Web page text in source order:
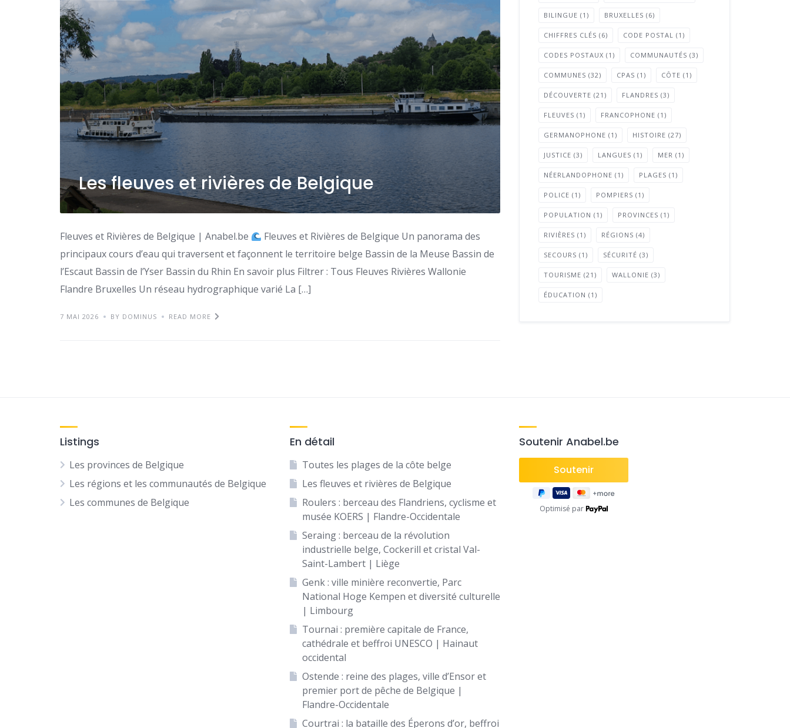
Les fleuves et rivières de Belgique
Fleuves et Rivières de Belgique | Anabel.be
Fleuves et Rivières de Belgique Un panorama des
principaux cours d’eau qui traversent et façonnent le territoire belge Bassin de la Meuse Bassin de
l’Escaut Bassin de l’Yser Bassin du Rhin En savoir plus Filtrer : Tous Fleuves Rivières Wallonie
Flandre Bruxelles Un réseau hydrographique varié La […]
7 MAI 2026 BY DOMINUS READ MORE
BILINGUE (1) BRUXELLES (6)
CHIFFRES CLÉS (6) CODE POSTAL (1)
CODES POSTAUX (1) COMMUNAUTÉS (3)
COMMUNES (32) CPAS (1) CÔTE (1)
DÉCOUVERTE (21) FLANDRES (3)
FLEUVES (1) FRANCOPHONE (1)
GERMANOPHONE (1) HISTOIRE (27)
JUSTICE (3) LANGUES (1) MER (1)
NÉERLANDOPHONE (1) PLAGES (1)
POLICE (1) POMPIERS (1)
POPULATION (1) PROVINCES (1)
RIVIÈRES (1) RÉGIONS (4)
SECOURS (1) SÉCURITÉ (3)
TOURISME (21) WALLONIE (3)
ÉDUCATION (1)
Listings
Les provinces de Belgique
Les régions et les communautés de Belgique
Les communes de Belgique
En détail
Toutes les plages de la côte belge
Les fleuves et rivières de Belgique
Roulers : berceau des Flandriens, cyclisme et
musée KOERS | Flandre-Occidentale
Seraing : berceau de la révolution
industrielle belge, Cockerill et cristal Val-
Saint-Lambert | Liège
Genk : ville minière reconvertie, Parc
National Hoge Kempen et diversité culturelle
| Limbourg
Tournai : première capitale de France,
cathédrale et beffroi UNESCO | Hainaut
occidental
Ostende : reine des plages, ville d’Ensor et
premier port de pêche de Belgique |
Flandre-Occidentale
Courtrai : la bataille des Éperons d’or, beffroi
Soutenir Anabel.be
Optimisé par